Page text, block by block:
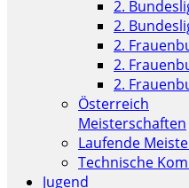
2.
2.
2.
2.
2.
Österreich
Meisterschaften
Laufende
Technische
Jugend